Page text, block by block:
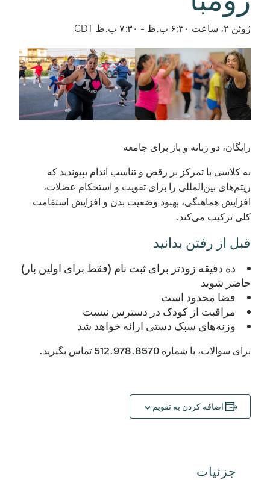
ژوئن ۲، ساعت ۶:۳۰ ب.ظ - ۷:۳۰ ب.ظ CDT
رایگان، دو زبانه و باز برای جامعه
به کلاسی با تمرکز بر رقص و تناسب اندام بپیوندید که
ریتم‌های بین‌المللی را برای تقویت و استحکام عضلات،
افزایش هماهنگی، بهبود وضعیت بدن و افزایش استقامت
کلی ترکیب می‌کند.
قبل از رفتن بدانید
ده دقیقه زودتر برای ثبت نام (فقط برای اولین بار)
حاضر شوید
فضا محدود است
مراقبت از کودک در دسترس نیست
وزنه‌های سبک دستی ارائه خواهد شد
برای سوالات، با شماره 512.978.8570 تماس بگیرید.
اضافه کردن به تقویم
جزئیات